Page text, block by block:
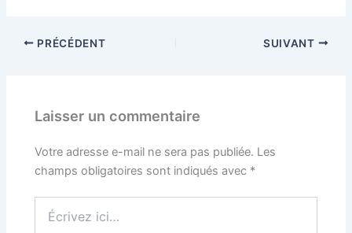
PRÉCÉDENT SUIVANT
Laisser un commentaire
Votre adresse e-mail ne sera pas publiée. Les
champs obligatoires sont indiqués avec *
ici…